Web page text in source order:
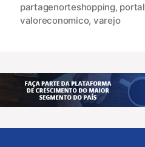
partagenorteshopping, portal
valoreconomico, varejo